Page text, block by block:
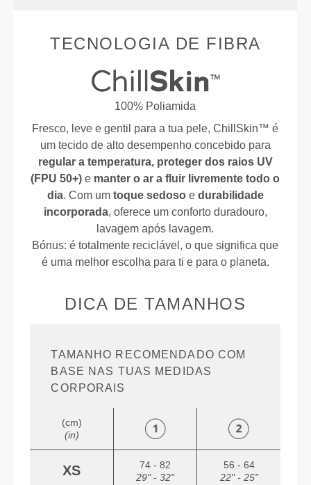
TECNOLOGIA DE FIBRA
100% Poliamida
Fresco, leve e gentil para a tua pele, ChillSkin™ é
um tecido de alto desempenho concebido para
regular a temperatura, proteger dos raios UV
(FPU 50+) e manter o ar a fluir livremente todo o
dia. Com um toque sedoso e durabilidade
incorporada, oferece um conforto duradouro,
lavagem após lavagem.
Bónus: é totalmente reciclável, o que significa que
é uma melhor escolha para ti e para o planeta.
DICA DE TAMANHOS
TAMANHO RECOMENDADO COM
BASE NAS TUAS MEDIDAS
CORPORAIS
(cm)
(in)
XS
74 - 82
29" - 32"
56 - 64
22" - 25"